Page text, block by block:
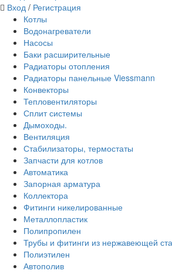
Вход / Регистрация
Котлы
Водонагреватели
Насосы
Баки расширительные
Радиаторы отопления
Радиаторы панельные Viessmann
Конвекторы
Тепловентиляторы
Сплит системы
Дымоходы.
Вентиляция
Стабилизаторы, термостаты
Запчасти для котлов
Автоматика
Запорная арматура
Коллектора
Фитинги никелированные
Металлопластик
Полипропилен
Трубы и фитинги из нержавеющей
Полиэтилен
Автополив